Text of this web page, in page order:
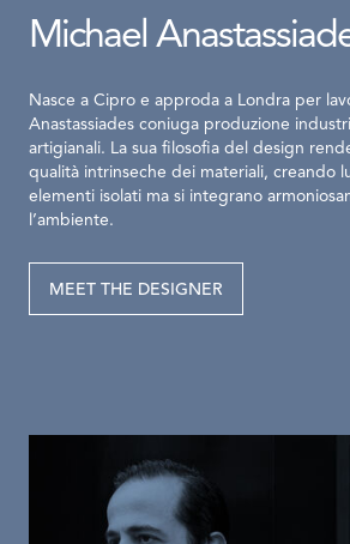
Michael
Nasce a Cipro e approda a Londra per
Anastassiades coniuga produzione
artigianali. La sua filosofia del design
qualità intrinseche dei materiali, creando
elementi isolati ma si integrano
l’ambiente.
MEET THE DESIGNER